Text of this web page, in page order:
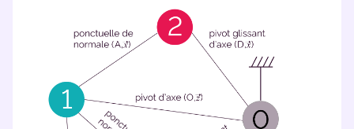
Testez gratuitement
pendant 24h notre
plateforme de soutien
scolaire !